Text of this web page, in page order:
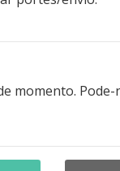
momento.